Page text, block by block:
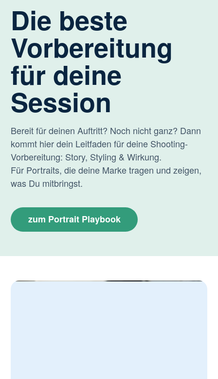
Die beste
Vorbereitung
für deine
Session
Bereit für deinen Auftritt? Noch nicht ganz? Dann
kommt hier dein Leitfaden für deine Shooting-
Vorbereitung: Story, Styling & Wirkung.
Für Portraits, die deine Marke tragen und zeigen,
was Du mitbringst.
zum Portrait Playbook